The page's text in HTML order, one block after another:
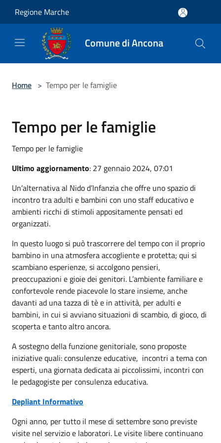
Regione Marche
Comune di Ancona
Home > Tempo per le famiglie
Tempo per le famiglie
Tempo per le famiglie
Ultimo aggiornamento: 27 gennaio 2024, 07:01
Un’alternativa al Nido d’Infanzia che offre uno spazio di
incontro tra adulti e bambini con uno staff educativo e
ambienti ricchi di stimoli appositamente pensati ed
organizzati.
In questo luogo si può trascorrere del tempo con il proprio
bambino in una atmosfera accogliente e protetta; qui si
scambiano esperienze, si accolgono pensieri,
preoccupazioni e gioie dei genitori. L’ambiente familiare e
confortevole rende piacevole lo stare insieme, anche
davanti ad una tazza di tè e in attività, per adulti e
bambini, in cui si avviano situazioni di scambio, di gioco, di
scoperta e tanto altro ancora.
A sostegno della funzione genitoriale, sono proposte
iniziative quali: consulenze educative, incontri a tema con
esperti, una giornata dedicata ai piccolissimi, incontri con
le pedagogiste per consulenza educativa.
Depliant Informativo
Ogni anno, per tutto il mese di settembre sono previste
visite nel servizio e laboratori. Le visite libere continuano